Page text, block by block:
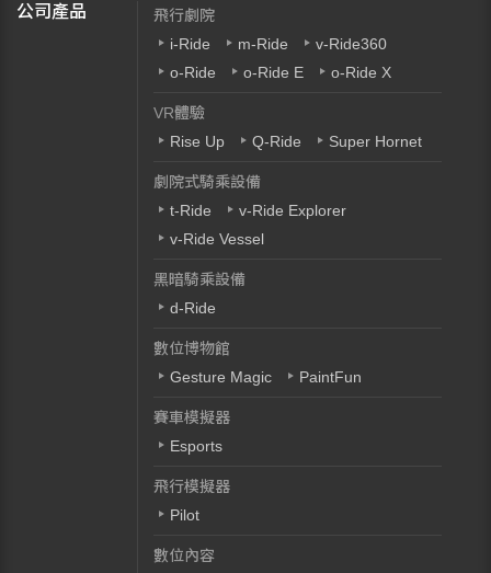
公司產品
飛行劇院
i-Ride
m-Ride
v-Ride360
o-Ride
o-Ride E o-Ride X
VR體驗
Rise Up
Q-Ride Super Hornet
劇院式騎乘設備
t-Ride
v-Ride Explorer
v-Ride Vessel
黑暗騎乘設備
d-Ride
數位博物館
Gesture Magic
PaintFun
賽車模擬器
Esports
飛行模擬器
Pilot
數位內容